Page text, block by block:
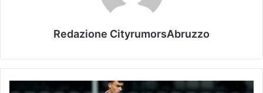
Redazione CityrumorsAbruzzo